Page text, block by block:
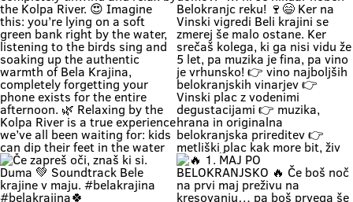
Soundtrack Bele krajine v juniju.
#belakrajina
#belakrajinasrčnihljudi
#kolpariver #rekakolpa
#belakrajinagreendestination
Kolpi? 🌊😎 Medtem ko eni na
avtocesti poslušajo “čez 300
metrov zastoj”, ti lahko že
namakaš noge v eni najlepših rek
pri nas. 💚 V Bela krajina mode: ✨
brez gužve ✨ brez živciranja ✨
brez pregrete pločevine ✨ pa z
veliko vode, sence in vikend kot
nekoč občutka Kolpa ima že
prijetnih 20+ °C, naravne plaže še
dihajo na izi, cesta do sem pa ni
stres test za živce. 😌 💡 Vikend
plan: kopalke ✔️ brisača ✔️ hladna
pijača ✔️ DARS drama ❌ 📍 Bela
krajina kliče. Pa ne po troblji. 😏
#BelaKrajina #Kolpa
#SloveniaOutdoor #FeelSlovenia
#Poletje Roadtrip Narava Kopanje
WeekendMood HiddenGem
🌊 Weekend = time to completely
unwind and relax by the Kolpa
River. 😍 Imagine this: you’re lying
on a soft green bank right by the
“Ne bom več, hvala, grem domov.”
… ni še nikdar noben Belokranjc
reku! 🍷😄 Ker na Vinski vigredi
Beli krajini se zmerej še malo